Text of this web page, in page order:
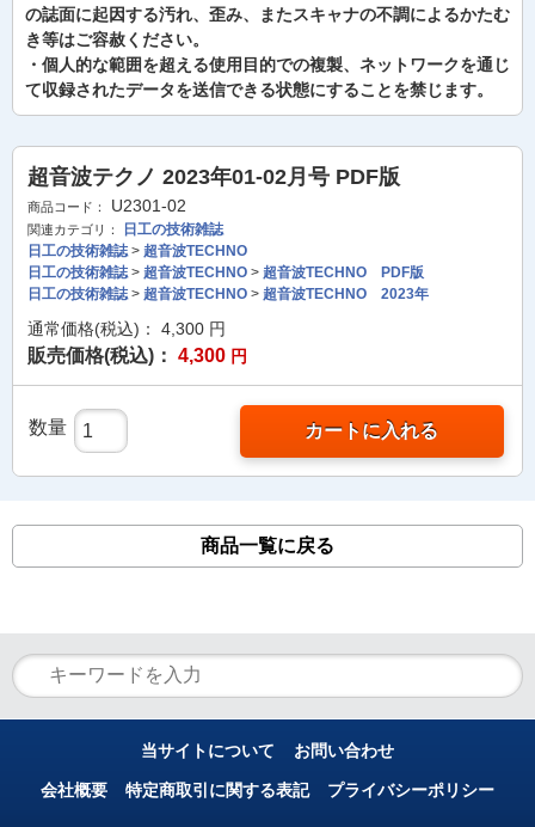
の誌面に起因する汚れ、歪み、またスキャナの不調によるかたむ
き等はご容赦ください。
・個人的な範囲を超える使用目的での複製、ネットワークを通じ
て収録されたデータを送信できる状態にすることを禁じます。
超音波テクノ 2023年01-02月号 PDF版
商品コード： U2301-02
関連カテゴリ：
日工の技術雑誌
日工の技術雑誌> 超音波TECHNO
日工の技術雑誌> 超音波TECHNO > 超音波TECHNO PDF版
日工の技術雑誌> 超音波TECHNO > 超音波TECHNO 2023年
通常価格(税込)： 4,300 円
販売価格(税込)： 4,300 円
数量 カートに入れる
商品一覧に戻る
当サイトについて お問い合わせ
会社概要 特定商取引に関する表記 プライバシーポリシー